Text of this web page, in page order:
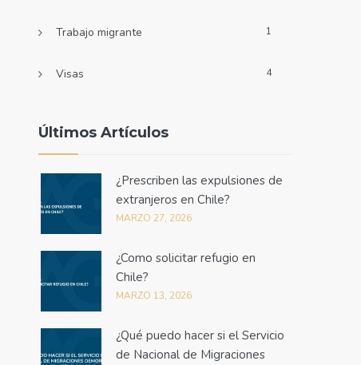
Trabajo migrante 1
Visas 4
Últimos Artículos
¿Prescriben las expulsiones de
extranjeros en Chile?
MARZO 27, 2026
¿Como solicitar refugio en
Chile?
MARZO 13, 2026
¿Qué puedo hacer si el Servicio
de Nacional de Migraciones